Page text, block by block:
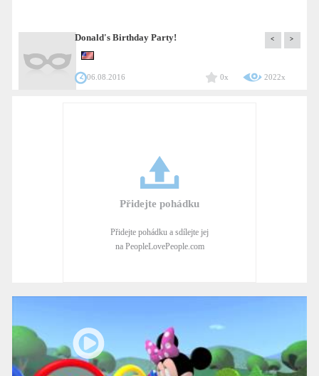
Donald's Birthday Party! < >
06.08.2016 0x 2022x
Přidejte pohádku
Přidejte pohádku a sdílejte jej
na PeopleLovePeople.com